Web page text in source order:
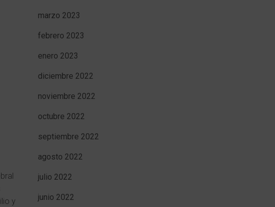
y
marzo 2023
febrero 2023
enero 2023
diciembre 2022
noviembre 2022
octubre 2022
septiembre 2022
agosto 2022
julio 2022
junio 2022